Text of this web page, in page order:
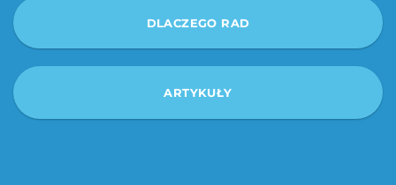
DLACZEGO RAD
ARTYKUŁY